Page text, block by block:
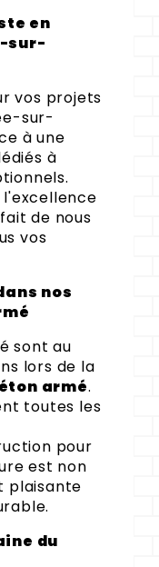
en
sur-
vos projets
sur-
à une
à
de nous
vos
nos
sont au
lors de la
armé.
toutes les
pour
est non
plaisante
du